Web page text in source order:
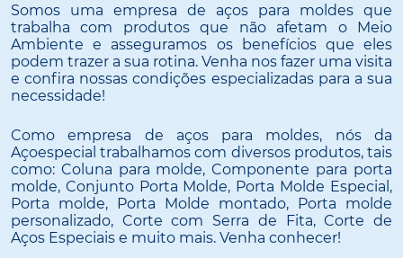
Somos uma empresa de aços para moldes que
trabalha com produtos que não afetam o Meio
Ambiente e asseguramos os benefícios que eles
podem trazer a sua rotina. Venha nos fazer uma visita
e confira nossas condições especializadas para a sua
necessidade!
Como empresa de aços para moldes, nós da
Açoespecial trabalhamos com diversos produtos, tais
como: Coluna para molde, Componente para porta
molde, Conjunto Porta Molde, Porta Molde Especial,
Porta molde, Porta Molde montado, Porta molde
personalizado, Corte com Serra de Fita, Corte de
Aços Especiais e muito mais. Venha conhecer!